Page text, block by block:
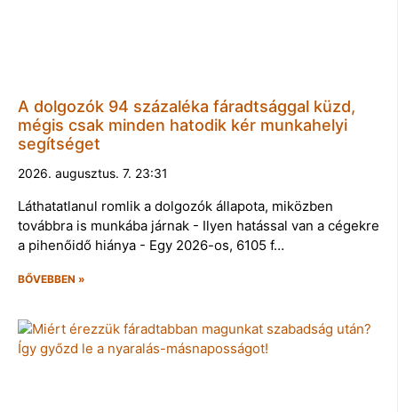
A dolgozók 94 százaléka fáradtsággal küzd,
mégis csak minden hatodik kér munkahelyi
segítséget
2026. augusztus. 7. 23:31
Láthatatlanul romlik a dolgozók állapota, miközben
továbbra is munkába járnak - Ilyen hatással van a cégekre
a pihenőidő hiánya - Egy 2026-os, 6105 f…
BŐVEBBEN »